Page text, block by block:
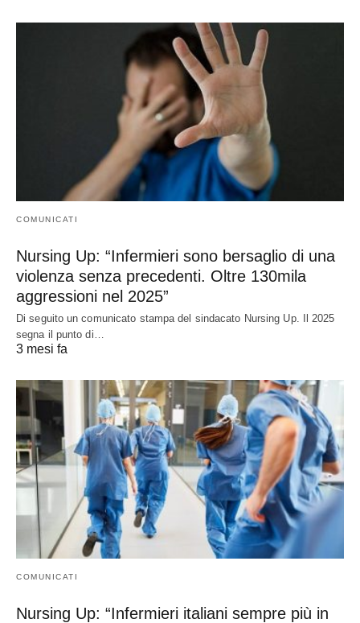
COMUNICATI
Nursing Up: “Infermieri sono bersaglio di una
violenza senza precedenti. Oltre 130mila
aggressioni nel 2025”
Di seguito un comunicato stampa del sindacato Nursing Up. Il 2025
segna il punto di…
3 mesi fa
COMUNICATI
Nursing Up: “Infermieri italiani sempre più in